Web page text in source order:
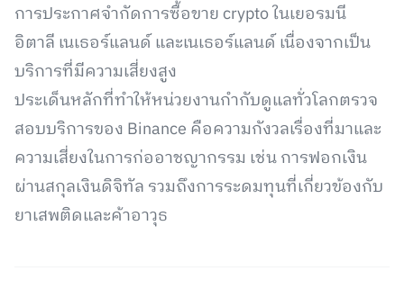
การประกาศจำกัดการซื้อขาย crypto ในเยอรมนี
อิตาลี เนเธอร์แลนด์ และเนเธอร์แลนด์ เนื่องจากเป็น
บริการที่มีความเสี่ยงสูง
ประเด็นหลักที่ทำให้หน่วยงานกำกับดูแลทั่วโลกตรวจ
สอบบริการของ Binance คือความกังวลเรื่องที่มาและ
ความเสี่ยงในการก่ออาชญากรรม เช่น การฟอกเงิน
ผ่านสกุลเงินดิจิทัล รวมถึงการระดมทุนที่เกี่ยวข้องกับ
ยาเสพติดและค้าอาวุธ